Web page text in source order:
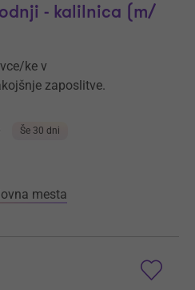
- kalilnica (m/
ke v
zaposlitve.
Še 30 dni
mesta